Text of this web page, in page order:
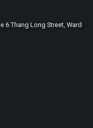
6 Thang Long Street, Ward